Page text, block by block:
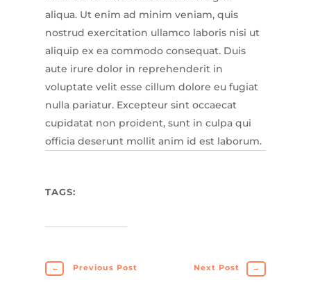
aliqua. Ut enim ad minim veniam, quis
nostrud exercitation ullamco laboris nisi ut
aliquip ex ea commodo consequat. Duis
aute irure dolor in reprehenderit in
voluptate velit esse cillum dolore eu fugiat
nulla pariatur. Excepteur sint occaecat
cupidatat non proident, sunt in culpa qui
officia deserunt mollit anim id est laborum.
TAGS:
← Previous Post Next Post →